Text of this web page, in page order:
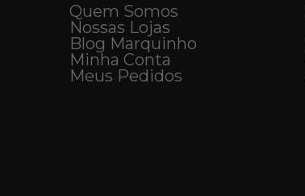
Quem Somos
Nossas Lojas
Blog Marquinho
Minha Conta
Meus Pedidos